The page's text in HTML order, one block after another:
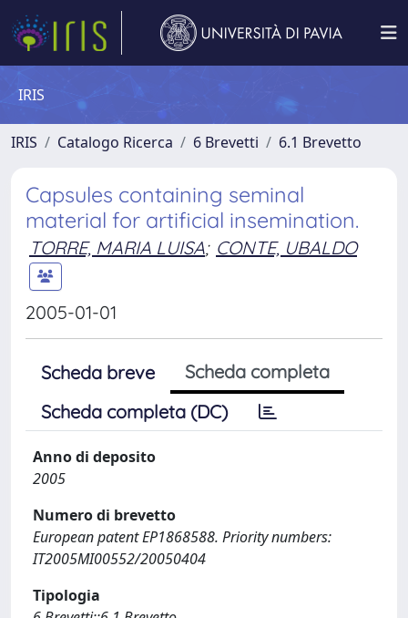
IRIS
IRIS Catalogo Ricerca 6 Brevetti 6.1 Brevetto
Capsules containing seminal
material for artificial insemination.
TORRE, MARIA LUISA; CONTE, UBALDO
2005-01-01
Scheda breve
Scheda completa
Scheda completa (DC)
Anno di deposito
2005
Numero di brevetto
European patent EP1868588. Priority numbers:
IT2005MI00552/20050404
Tipologia